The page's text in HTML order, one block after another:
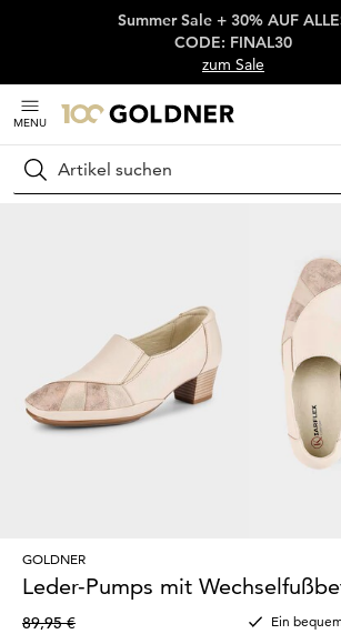
Überspringe Navigation, direkt zum
Summer Sale + 30% AUF
CODE: FINAL30
zum Sale
MENU
Suchen
Startseite Schuhe & Accessoires
GOLDNER
Leder-Pumps mit
89,95 €
Ein